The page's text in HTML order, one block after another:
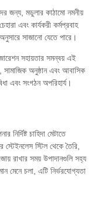
জন্য, মডুলার কাঠামো নমনীয়
এবং কার্যকরী কর্মপ্রবাহ
সাজানো যেতে পারে।
সহায়তার সমন্বয় এই
সামাজিক অনুষ্ঠান এবং আবাসিক
এবং সংগঠন অপরিহার্য।
চাহিদা মেটাতে
স্টেইনলেস স্টিল থেকে তৈরি,
রাখার সময় উপাদানগুলি সহ্য
মেনে চলা, এটি নির্ভরযোগ্যতা